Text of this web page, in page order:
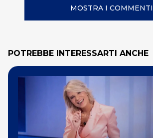
MOSTRA I COMMENTI
POTREBBE INTERESSARTI ANCHE